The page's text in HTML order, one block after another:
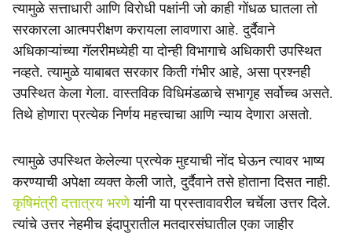
त्यामुळे सत्ताधारी आणि विरोधी पक्षांनी जो काही गोंधळ घातला तो
सरकारला आत्मपरीक्षण करायला लावणारा आहे. दुर्दैवाने
अधिकाऱ्यांच्या गॅलरीमध्येही या दोन्ही विभागाचे अधिकारी उपस्थित
नव्हते. त्यामुळे याबाबत सरकार किती गंभीर आहे, असा प्रश्नही
उपस्थित केला गेला. वास्तविक विधिमंडळाचे सभागृह सर्वोच्च असते.
तिथे होणारा प्रत्येक निर्णय महत्त्वाचा आणि न्याय देणारा असतो.
त्यामुळे उपस्थित केलेल्या प्रत्येक मुद्द्याची नोंद घेऊन त्यावर भाष्य
करण्याची अपेक्षा व्यक्त केली जाते, दुर्दैवाने तसे होताना दिसत नाही.
कृषिमंत्री दत्तात्रय भरणेयांनी या प्रस्तावावरील चर्चेला उत्तर दिले.
त्यांचे उत्तर नेहमीच इंदापुरातील मतदारसंघातील एका जाहीर